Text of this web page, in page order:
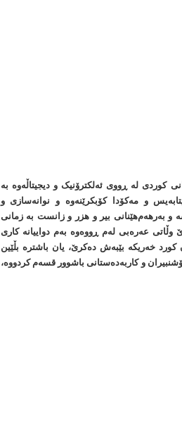
کوردی لە ڕووی ئەلکترۆنیک و دیجیتاڵەوە بە
و مەکۆدا کۆبکرێنەوە و نوانەسازی‌ و
و بەرهەم‌هێنانی بیر و هزر و زانست بە زمانی
عەرەبی لەم ڕووەوە بەم دواییانە کاری
کورد خەریکە بێبەش دەکرێ، یان باشترە بڵێین
و کاربەدەستانی باشوور قسەم کردووە،